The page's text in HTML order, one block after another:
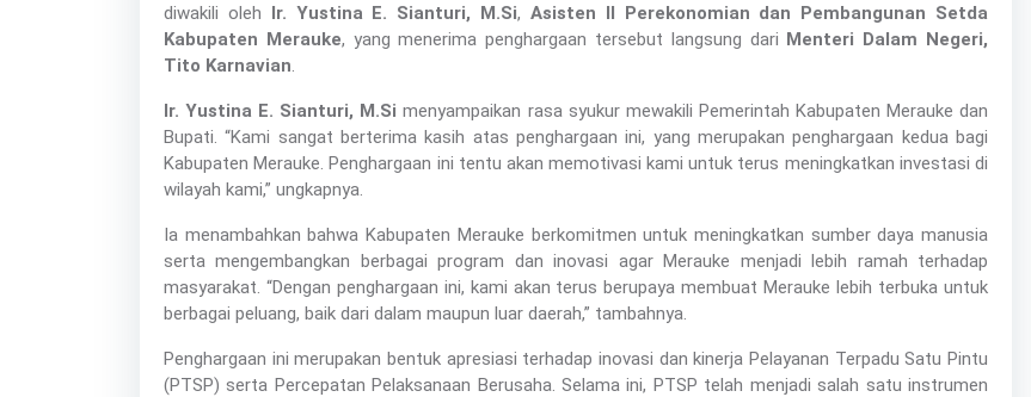
diwakili oleh Ir. Yustina E. Sianturi, M.Si, Asisten II Perekonomian dan Pembangunan Setda
Kabupaten Merauke, yang menerima penghargaan tersebut langsung dari Menteri Dalam Negeri,
Tito Karnavian.
Ir. Yustina E. Sianturi, M.Si menyampaikan rasa syukur mewakili Pemerintah Kabupaten Merauke dan
Bupati. “Kami sangat berterima kasih atas penghargaan ini, yang merupakan penghargaan kedua bagi
Kabupaten Merauke. Penghargaan ini tentu akan memotivasi kami untuk terus meningkatkan investasi di
wilayah kami,” ungkapnya.
Ia menambahkan bahwa Kabupaten Merauke berkomitmen untuk meningkatkan sumber daya manusia
serta mengembangkan berbagai program dan inovasi agar Merauke menjadi lebih ramah terhadap
masyarakat. “Dengan penghargaan ini, kami akan terus berupaya membuat Merauke lebih terbuka untuk
berbagai peluang, baik dari dalam maupun luar daerah,” tambahnya.
Penghargaan ini merupakan bentuk apresiasi terhadap inovasi dan kinerja Pelayanan Terpadu Satu Pintu
(PTSP) serta Percepatan Pelaksanaan Berusaha. Selama ini, PTSP telah menjadi salah satu instrumen